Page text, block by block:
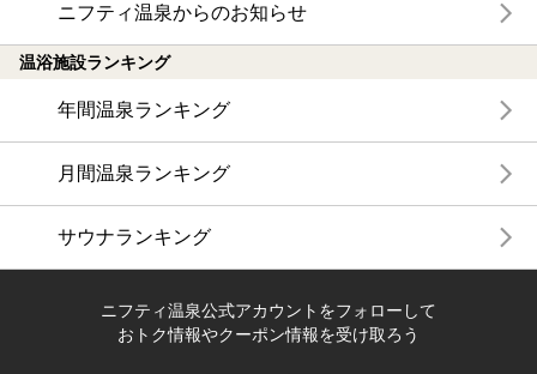
ニフティ温泉からのお知らせ
温浴施設ランキング
年間温泉ランキング
月間温泉ランキング
サウナランキング
ニフティ温泉公式アカウントをフォローして
おトク情報やクーポン情報を受け取ろう